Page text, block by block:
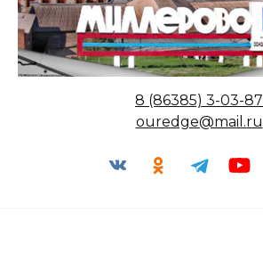
8 (86385) 3-03-87
ouredge@mail.ru